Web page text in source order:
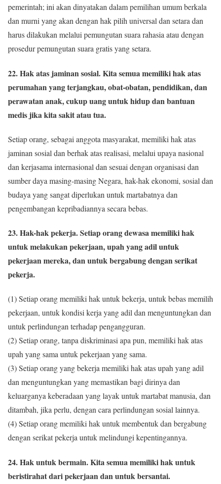
pemerintah; ini akan dinyatakan dalam pemilihan umum berkala
dan murni yang akan dengan hak pilih universal dan setara dan
harus dilakukan melalui pemungutan suara rahasia atau dengan
prosedur pemungutan suara gratis yang setara.
22. Hak atas jaminan sosial. Kita semua memiliki hak atas
perumahan yang terjangkau, obat-obatan, pendidikan, dan
perawatan anak, cukup uang untuk hidup dan bantuan
medis jika kita sakit atau tua.
Setiap orang, sebagai anggota masyarakat, memiliki hak atas
jaminan sosial dan berhak atas realisasi, melalui upaya nasional
dan kerjasama internasional dan sesuai dengan organisasi dan
sumber daya masing-masing Negara, hak-hak ekonomi, sosial dan
budaya yang sangat diperlukan untuk martabatnya dan
pengembangan kepribadiannya secara bebas.
23. Hak-hak pekerja. Setiap orang dewasa memiliki hak
untuk melakukan pekerjaan, upah yang adil untuk
pekerjaan mereka, dan untuk bergabung dengan serikat
pekerja.
(1) Setiap orang memiliki hak untuk bekerja, untuk bebas memilih
pekerjaan, untuk kondisi kerja yang adil dan menguntungkan dan
untuk perlindungan terhadap pengangguran.
(2) Setiap orang, tanpa diskriminasi apa pun, memiliki hak atas
upah yang sama untuk pekerjaan yang sama.
(3) Setiap orang yang bekerja memiliki hak atas upah yang adil
dan menguntungkan yang memastikan bagi dirinya dan
keluarganya keberadaan yang layak untuk martabat manusia, dan
ditambah, jika perlu, dengan cara perlindungan sosial lainnya.
(4) Setiap orang memiliki hak untuk membentuk dan bergabung
dengan serikat pekerja untuk melindungi kepentingannya.
24. Hak untuk bermain. Kita semua memiliki hak untuk
beristirahat dari pekerjaan dan untuk bersantai.